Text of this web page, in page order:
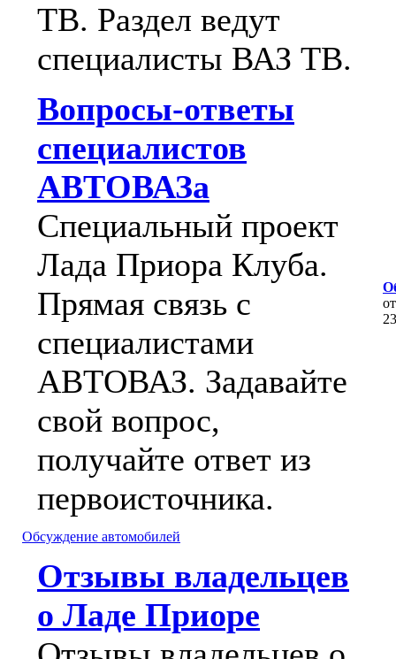
ТВ. Раздел ведут
специалисты ВАЗ ТВ.
Вопросы-ответы
специалистов
АВТОВАЗа
Специальный проект
Лада Приора Клуба.
Прямая связь с
специалистами
АВТОВАЗ. Задавайте
свой вопрос,
получайте ответ из
первоисточника.
Обсуждение автомобилей
Отзывы владельцев
о Ладе Приоре